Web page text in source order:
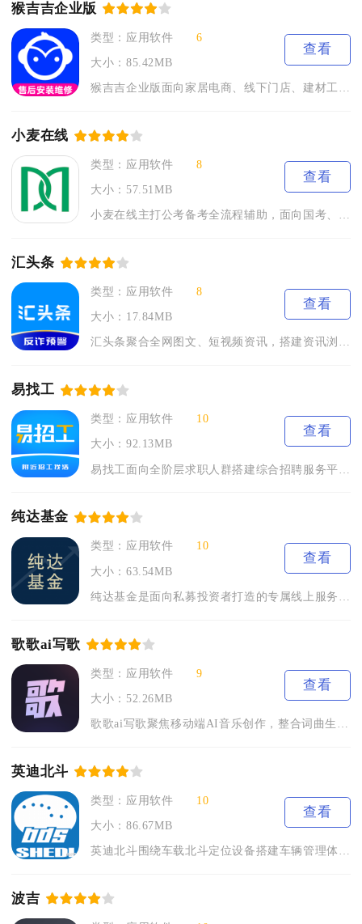
猴吉吉企业版
类型：应用软件
6
大小：85.42MB
查看
小麦在线
类型：应用软件
8
大小：57.51MB
查看
小麦在线主打公考备考全流程辅助，面向国考、省考备考人群搭建移...
汇头条
类型：应用软件
8
大小：17.84MB
查看
汇头条聚合全网图文、短视频资讯，搭建资讯浏览与任务福利两大核...
易找工
类型：应用软件
10
大小：92.13MB
查看
纯达基金
类型：应用软件
10
大小：63.54MB
查看
歌歌ai写歌
类型：应用软件
9
大小：52.26MB
查看
英迪北斗
类型：应用软件
10
大小：86.67MB
查看
波吉